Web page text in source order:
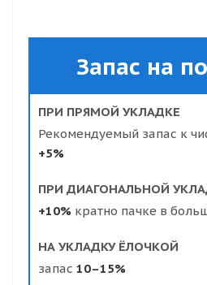
Запас на
ПРИ ПРЯМОЙ УКЛАДКЕ
Рекомендуемый запас к
+5%
ПРИ ДИАГОНАЛЬНОЙ
+10% кратно пачке в
НА УКЛАДКУ ЁЛОЧКОЙ
запас 10–15%